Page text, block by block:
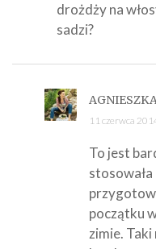
drożdży na
sadzi?
11 czerwca
To jest
stosowała
początku
zimie.